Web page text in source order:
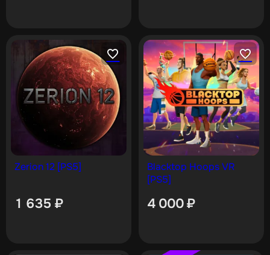
Zerion 12 [PS5]
1 635 ₽
Blacktop Hoops VR
[PS5]
4 000₽